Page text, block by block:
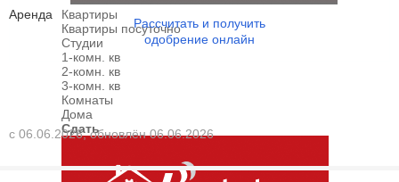
Аренда
Квартиры
Квартиры посуточно
Студии
1-комн. кв
2-комн. кв
3-комн. кв
Комнаты
Дома
Сдать
Рассчитать и получить
одобрение онлайн
с 06.06.2026, обновлён 06.06.2026